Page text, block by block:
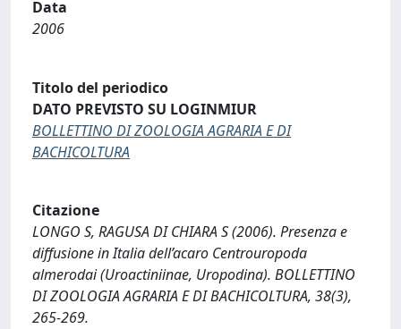
Data
2006
Titolo del periodico
DATO PREVISTO SU LOGINMIUR
BOLLETTINO DI ZOOLOGIA AGRARIA E DI
BACHICOLTURA
Citazione
LONGO S, RAGUSA DI CHIARA S (2006). Presenza e
diffusione in Italia dell’acaro Centrouropoda
almerodai (Uroactiniinae, Uropodina). BOLLETTINO
DI ZOOLOGIA AGRARIA E DI BACHICOLTURA, 38(3),
265-269.